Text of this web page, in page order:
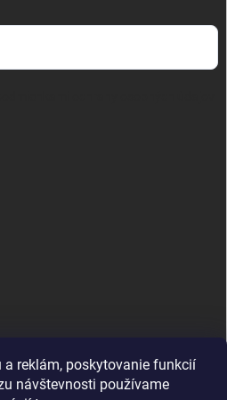
a reklám, poskytovanie funkcií
návštevnosti používame
údajov Kontakty